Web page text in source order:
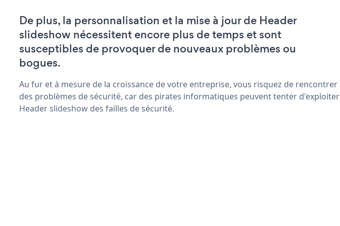
De plus, la personnalisation et la mise à jour de Header
slideshow nécessitent encore plus de temps et sont
susceptibles de provoquer de nouveaux problèmes ou
bogues.
Au fur et à mesure de la croissance de votre entreprise, vous risquez de rencontrer
des problèmes de sécurité, car des pirates informatiques peuvent tenter d'exploiter
Header slideshow des failles de sécurité.